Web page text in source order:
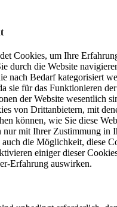
Cookies, um Ihre
durch die Website
nach Bedarf kategorisiert
sie für das Funktionieren der
der Website wesentlich
von Drittanbietern, mit
können, wie Sie diese
nur mit Ihrer Zustimmung in
auch die Möglichkeit, diese
einiger dieser
Erfahrung auswirken.